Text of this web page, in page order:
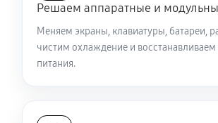
Замена видеочипа ноутбука Sony
ГБ RAM)
2470 руб 120 минут
Решаем аппаратные и
Меняем экраны, клавиатуры, батареи,
чистим охлаждение и восстанавливаем
питания.